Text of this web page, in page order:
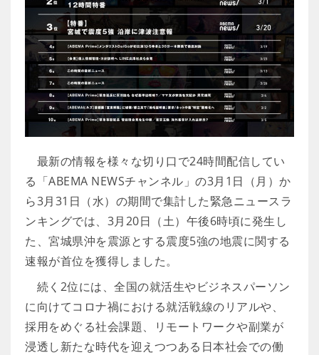
最新の情報を様々な切り口で24時間配信してい
る「ABEMA NEWSチャンネル」の3月1日（月）か
ら3月31日（水）の期間で集計した緊急ニュースラ
ンキングでは、3月20日（土）午後6時頃に発生し
た、宮城県沖を震源とする震度5強の地震に関する
速報が首位を獲得しました。
続く2位には、全国の就活生やビジネスパーソン
に向けてコロナ禍における就活戦線のリアルや、
採用をめぐる社会課題、リモートワークや副業が
浸透し新たな時代を迎えつつある日本社会での働